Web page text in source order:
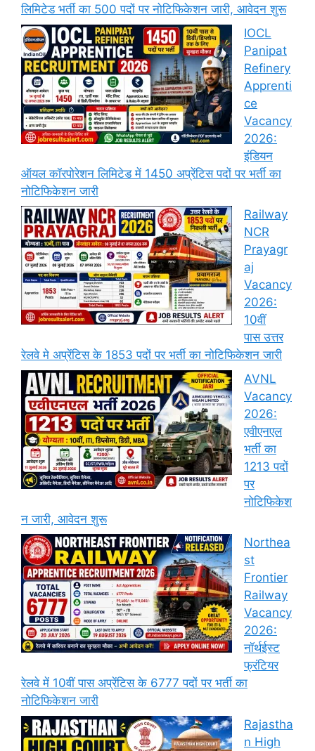
लिमिटेड भर्ती का 500 पदों पर नोटिफिकेशन जारी, आवेदन शुरू
IOCL
Panipat
Refinery
Apprenti
ce
Vacancy
2026:
इंडियन
ऑयल कॉरपोरेशन लिमिटेड में 1450 अप्रेंटिस पदों पर भर्ती का
नोटिफिकेशन जारी
Railway
NCR
Prayagr
aj
Vacancy
2026:
10वीं
पास उत्तर
रेलवे मे अप्रेंटिस के 1853 पदों पर भर्ती का नोटिफिकेशन जारी
AVNL
Vacancy
2026:
एवीएनएल
भर्ती का
1213 पदों
पर
नोटिफिकेश
न जारी, आवेदन शुरू
Northea
st
Frontier
Railway
Vacancy
2026:
नॉर्थईस्ट
फ्रंटियर
रेलवे में 10वीं पास अप्रेंटिस के 6777 पदों पर भर्ती का
नोटिफिकेशन जारी
Rajastha
n High